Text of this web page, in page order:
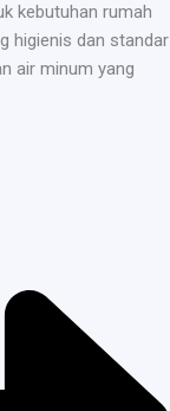
kebutuhan rumah
higienis dan standar
air minum yang